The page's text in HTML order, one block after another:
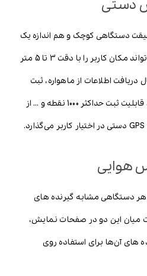
دستگاهی کوچک و هم اندازه یک
گوشی تلفن همراه است که می‌تواند مکان کاربر را با دقت 3 تا 5 متر
برخورداری از 12 کانال دریافت اطلاعات از ماهواره، ثبت
حداکثر 50 مسیر در 125 شاخه، قابلیت ثبت حداکثر 1000 نقطه و … از
دستگاهی مشابه گیرنده های
میان این دو در صفحات نمایش،
های آن‌ها برای استفاده روی